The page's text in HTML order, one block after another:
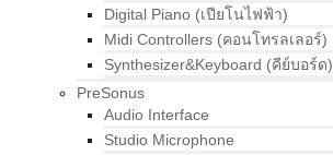
Digital Piano (เปียโนไฟฟ้า)
Midi Controllers (คอนโทรลเลอร์)
Synthesizer&Keyboard (คีย์บอร์ด)
PreSonus
Audio Interface
Studio Microphone